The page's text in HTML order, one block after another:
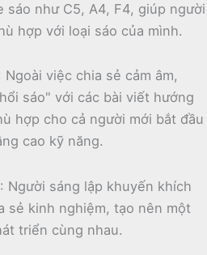
sáo như C5, A4, F4, giúp người
hợp với loại sáo của mình.
Ngoài việc chia sẻ cảm âm,
sáo" với các bài viết hướng
hợp cho cả người mới bắt đầu
cao kỹ năng.
: Người sáng lập khuyến khích
sẻ kinh nghiệm, tạo nên một
triển cùng nhau.